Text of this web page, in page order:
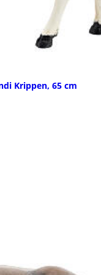
Krippen, 65 cm